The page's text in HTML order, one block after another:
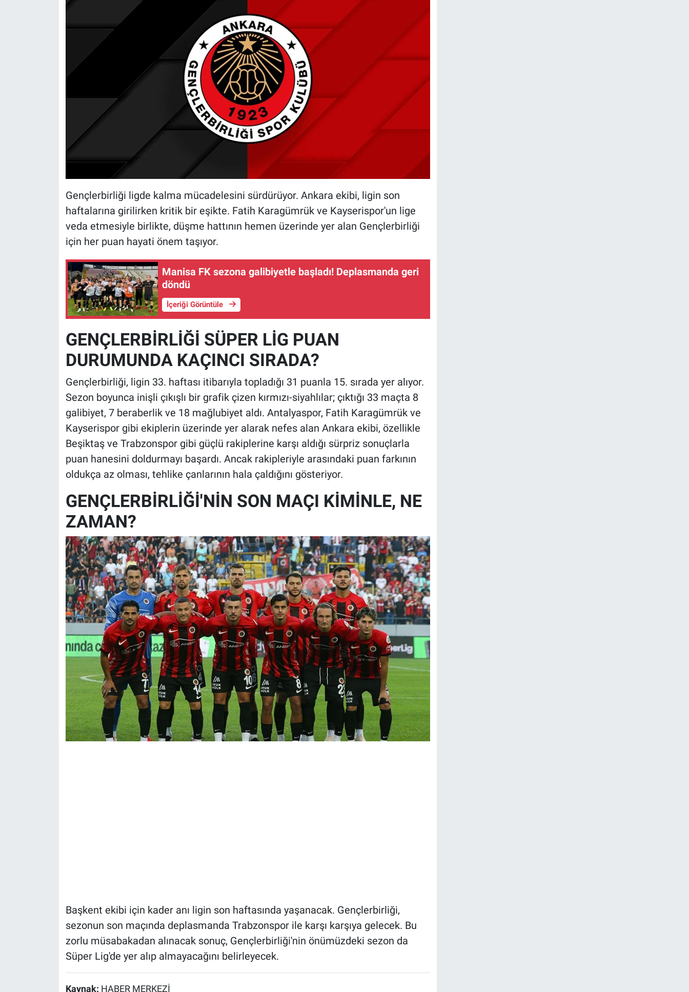
Gençlerbirliği ligde kalma mücadelesini sürdürüyor. Ankara ekibi, ligin son
haftalarına girilirken kritik bir eşikte. Fatih Karagümrük ve Kayserispor'un lige
veda etmesiyle birlikte, düşme hattının hemen üzerinde yer alan Gençlerbirliği
için her puan hayati önem taşıyor.
Manisa FK sezona galibiyetle başladı! Deplasmanda geri
döndü
İçeriği Görüntüle
GENÇLERBİRLİĞİ SÜPER LİG PUAN
DURUMUNDA KAÇINCI SIRADA?
Gençlerbirliği, ligin 33. haftası itibarıyla topladığı 31 puanla 15. sırada yer alıyor.
Sezon boyunca inişli çıkışlı bir grafik çizen kırmızı-siyahlılar; çıktığı 33 maçta 8
galibiyet, 7 beraberlik ve 18 mağlubiyet aldı. Antalyaspor, Fatih Karagümrük ve
Kayserispor gibi ekiplerin üzerinde yer alarak nefes alan Ankara ekibi, özellikle
Beşiktaş ve Trabzonspor gibi güçlü rakiplerine karşı aldığı sürpriz sonuçlarla
puan hanesini doldurmayı başardı. Ancak rakipleriyle arasındaki puan farkının
oldukça az olması, tehlike çanlarının hala çaldığını gösteriyor.
GENÇLERBİRLİĞİ'NİN SON MAÇI KİMİNLE, NE
ZAMAN?
Başkent ekibi için kader anı ligin son haftasında yaşanacak. Gençlerbirliği,
sezonun son maçında deplasmanda Trabzonspor ile karşı karşıya gelecek. Bu
zorlu müsabakadan alınacak sonuç, Gençlerbirliği'nin önümüzdeki sezon da
Süper Lig'de yer alıp almayacağını belirleyecek.
Kaynak: HABER MERKEZİ